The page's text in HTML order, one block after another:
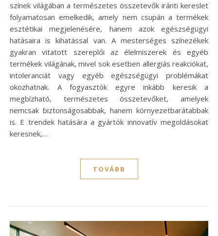
színek világában a természetes összetevők iránti kereslet
folyamatosan emelkedik, amely nem csupán a termékek
esztétikai megjelenésére, hanem azok egészségügyi
hatásaira is kihatással van. A mesterséges színezékek
gyakran vitatott szereplői az élelmiszerek és egyéb
termékek világának, mivel sok esetben allergiás reakciókat,
intoleranciát vagy egyéb egészségügyi problémákat
okozhatnak. A fogyasztók egyre inkább keresik a
megbízható, természetes összetevőket, amelyek
nemcsak biztonságosabbak, hanem környezetbarátabbak
is. E trendek hatására a gyártók innovatív megoldásokat
keresnek,…
TOVÁBB